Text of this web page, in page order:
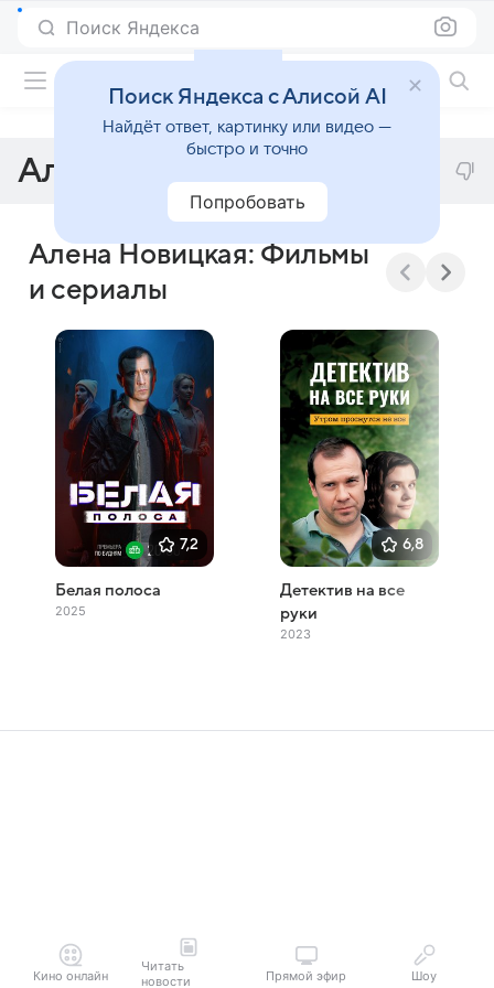
Поиск Яндекса
Алена Новицкая
Алена Новицкая: Фильмы
и сериалы
7,2
Белая полоса
2025
6,8
Детектив на все
руки
2023
Кино онлайн
Читать
новости
Прямой эфир Шоу
Поиск Яндекса с Алисой AI
Найдёт ответ, картинку или видео —
быстро и точно
Попробовать